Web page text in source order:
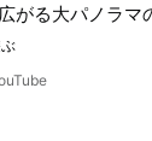
がる大パノラマ